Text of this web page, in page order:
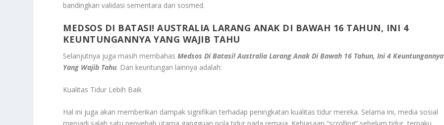
bandingkan validasi sementara dari sosmed.
MEDSOS DI BATASI! AUSTRALIA LARANG ANAK DI BAWAH 16 TAHUN, INI 4
KEUNTUNGANNYA YANG WAJIB TAHU
Selanjutnya juga masih membahasMedsos Di Batasi! Australia Larang Anak Di Bawah 16 Tahun, Ini 4 Keuntungannya
Yang Wajib Tahu. Dan keuntungan lainnya adalah:
Kualitas Tidur Lebih Baik
Hal ini juga akan memberikan dampak signifikan terhadap peningkatan kualitas tidur mereka. Selama ini, media sosial